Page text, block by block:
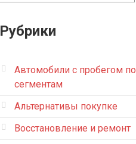
Рубрики
Автомобили с пробегом по
сегментам
Альтернативы покупке
Восстановление и ремонт